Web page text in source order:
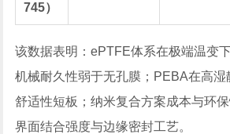
745）
该数据表明：ePTFE体系在极端温变
机械耐久性弱于无孔膜；PEBA在高湿
舒适性短板；纳米复合方案成本与环
界面结合强度与边缘密封工艺。